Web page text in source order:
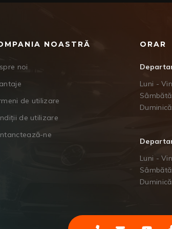
NOASTRĂ
noi
de utilizare
de utilizare
ne
ORAR
Luni -
Luni -